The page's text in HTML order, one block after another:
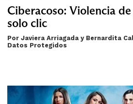
Ciberacoso: Violencia
solo clic
Por Javiera Arriagada y Bernardita
Datos Protegidos